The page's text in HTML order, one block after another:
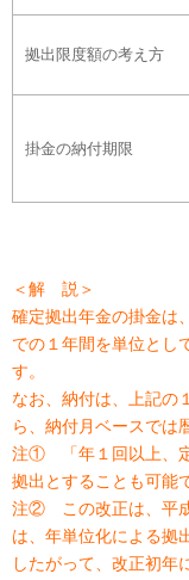
拠出限度額の考え方
掛金の納付期限
＜解 説＞
確定拠出年金の掛金は
での１年間を単位とし
す。
なお、納付は、上記の
ら、納付月ベースでは
注① 「年１回以上、定
拠出とすることも可能
注② この改正は、平成
は、年単位化による拠
したがって、改正初年